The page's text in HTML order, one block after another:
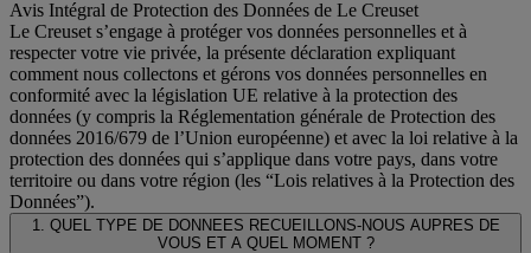
Avis Intégral de Protection des Données de Le Creuset
Le Creuset s’engage à protéger vos données personnelles et à
respecter votre vie privée, la présente déclaration expliquant
comment nous collectons et gérons vos données personnelles en
conformité avec la législation UE relative à la protection des
données (y compris la Réglementation générale de Protection des
données 2016/679 de l’Union européenne) et avec la loi relative à la
protection des données qui s’applique dans votre pays, dans votre
territoire ou dans votre région (les “Lois relatives à la Protection des
Données”).
1. QUEL TYPE DE DONNEES RECUEILLONS-NOUS AUPRES DE
VOUS ET A QUEL MOMENT ?